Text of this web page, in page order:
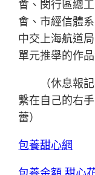
會、閔行區總
會、市經信體
中交上海航道
單元推舉的作品
（休息報
繫在自己的右
蕾）
包養甜心網